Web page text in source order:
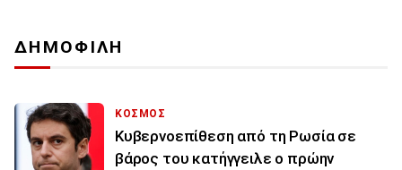
ΔΗΜΟΦΙΛΗ
ΚΟΣΜΟΣ
Κυβερνοεπίθεση από τη Ρωσία σε
βάρος του κατήγγειλε ο πρώην